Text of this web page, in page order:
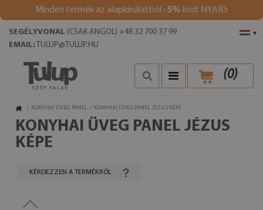
Minden termék az alapkínálatból -5% kód: NYAR5
▾
SEGÉLYVONAL (CSAK ANGOL) +48 32 700 37 99
EMAIL: TULUP@TULUP.HU
(0)
/ KONYHAI ÜVEG PANEL / KONYHAI ÜVEG PANEL JÉZUS KÉPE
KONYHAI ÜVEG PANEL JÉZUS
KÉPE
KÉRDEZZEN A TERMÉKRŐL